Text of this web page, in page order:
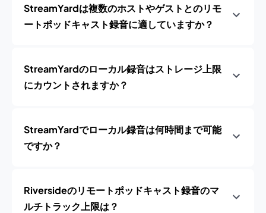
StreamYardは複数のホストやゲストとのリモ
ートポッドキャスト録音に適していますか？
StreamYardのローカル録音はストレージ上限
にカウントされますか？
StreamYardでローカル録音は何時間まで可能
ですか？
Riversideのリモートポッドキャスト録音のマ
ルチトラック上限は？